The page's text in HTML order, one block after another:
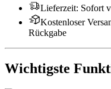
Lieferzeit: Sofort
Kostenloser
Rückgabe
Wichtigste